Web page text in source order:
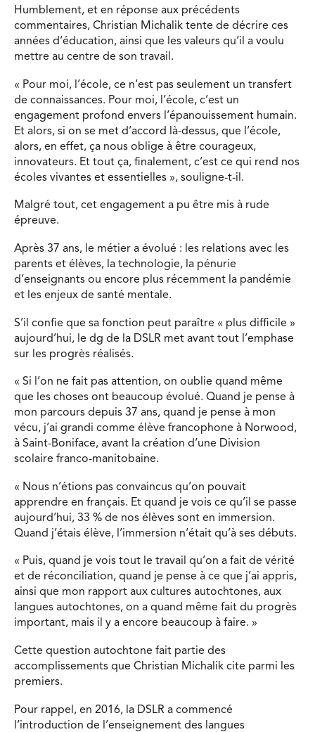
Humblement, et en réponse aux précédents
commentaires, Christian Michalik tente de décrire ces
années d’éducation, ainsi que les valeurs qu’il a voulu
mettre au centre de son travail.
« Pour moi, l’école, ce n’est pas seulement un transfert
de connaissances. Pour moi, l’école, c’est un
engagement profond envers l’épanouissement humain.
Et alors, si on se met d’accord là-dessus, que l’école,
alors, en effet, ça nous oblige à être courageux,
innovateurs. Et tout ça, finalement, c’est ce qui rend nos
écoles vivantes et essentielles », souligne-t-il.
Malgré tout, cet engagement a pu être mis à rude
épreuve.
Après 37 ans, le métier a évolué : les relations avec les
parents et élèves, la technologie, la pénurie
d’enseignants ou encore plus récemment la pandémie
et les enjeux de santé mentale.
S’il confie que sa fonction peut paraître « plus difficile »
aujourd’hui, le dg de la DSLR met avant tout l’emphase
sur les progrès réalisés.
« Si l’on ne fait pas attention, on oublie quand même
que les choses ont beaucoup évolué. Quand je pense à
mon parcours depuis 37 ans, quand je pense à mon
vécu, j’ai grandi comme élève francophone à Norwood,
à Saint-Boniface, avant la création d’une Division
scolaire franco-manitobaine.
« Nous n’étions pas convaincus qu’on pouvait
apprendre en français. Et quand je vois ce qu’il se passe
aujourd’hui, 33 % de nos élèves sont en immersion.
Quand j’étais élève, l’immersion n’était qu’à ses débuts.
« Puis, quand je vois tout le travail qu’on a fait de vérité
et de réconciliation, quand je pense à ce que j’ai appris,
ainsi que mon rapport aux cultures autochtones, aux
langues autochtones, on a quand même fait du progrès
important, mais il y a encore beaucoup à faire. »
Cette question autochtone fait partie des
accomplissements que Christian Michalik cite parmi les
premiers.
Pour rappel, en 2016, la DSLR a commencé
l’introduction de l’enseignement des langues